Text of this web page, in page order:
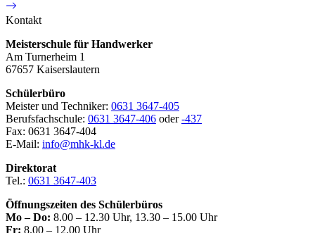
Kontakt
Meisterschule für Handwerker
Am Turnerheim 1
67657 Kaiserslautern
Schülerbüro
Meister und Techniker: 0631 3647-405
Berufsfachschule: 0631 3647-406 oder-437
Fax: 0631 3647-404
E-Mail: info@mhk-kl.de
Direktorat
Tel.: 0631 3647-403
Öffnungszeiten des Schülerbüros
Mo – Do: 8.00 – 12.30 Uhr, 13.30 – 15.00 Uhr
Fr: 8.00 – 12.00 Uhr